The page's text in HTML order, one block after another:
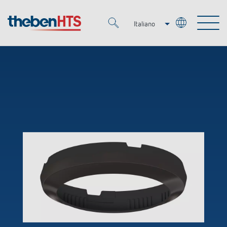
Italiano
Deutsch
Smart Home
DALI
Rilevatori di presenza/movimento
Fari a LED
Soluzioni OEM
Esperti OEM
Referenze
Regolazione del tempo e della luce
Controllo dell'illuminazione DALI-2
Servizio